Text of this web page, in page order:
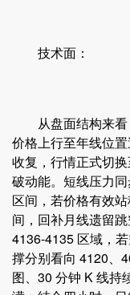
技术面：
从盘面结构来看
价格上行至年线位
收复，行情正式切
破动能。短线压力
区间，若价格有效
间，回补月线遗留
4136-4135 区域，
撑分别看向 4120、
图、30 分钟 K 线持